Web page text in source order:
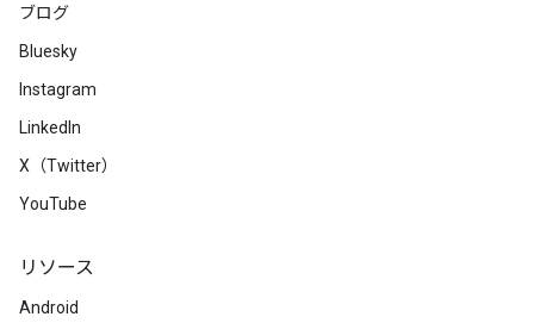
ブログ
Bluesky
Instagram
LinkedIn
X（Twitter）
YouTube
リソース
Android